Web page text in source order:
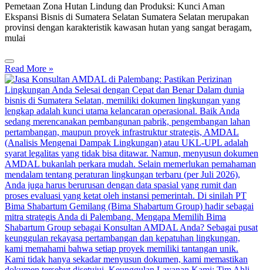
Pemetaan Zona Hutan Lindung dan Produksi: Kunci Aman
Ekspansi Bisnis di Sumatera Selatan Sumatera Selatan merupakan
provinsi dengan karakteristik kawasan hutan yang sangat beragam,
mulai
Read More »